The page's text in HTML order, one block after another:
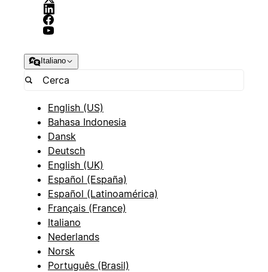
Italiano
English (US)
Bahasa Indonesia
Dansk
Deutsch
English (UK)
Español (España)
Español (Latinoamérica)
Français (France)
Italiano
Nederlands
Norsk
Português (Brasil)